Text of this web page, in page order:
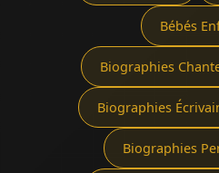
Bébés
Biographies
Biographies
Biographies